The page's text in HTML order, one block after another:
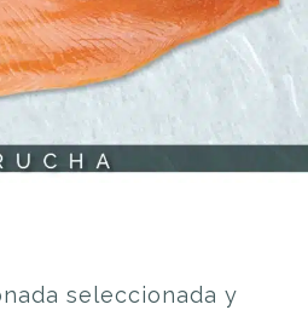
seleccionada y